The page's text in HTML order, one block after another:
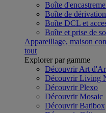
Boîte
Boîte de dérivation
Boîte DCL et
Boîte et prise de
Appareillage, maison
tout
Explorer par gamme
Découvrir Art
Découvrir Living
Découvrir Plexo
Découvrir Mosaic
Découvrir Batibox